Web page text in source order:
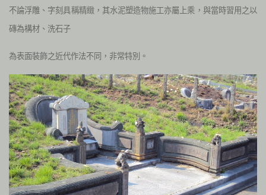
不論浮雕、字刻具稱精緻，其水泥塑造物施工亦屬上乘，與當時習用之以
磚為構材、洗石子
為表面裝飾之近代作法不同，非常特別。